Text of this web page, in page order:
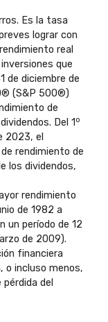
Es la tasa
lograr con
real
que
de diciembre de
(S&P 500®)
de
Del 1 o
2023, el
rendimiento de
los dividendos,
rendimiento
de 1982 a
un período de 12
de 2009).
financiera
o incluso menos,
del